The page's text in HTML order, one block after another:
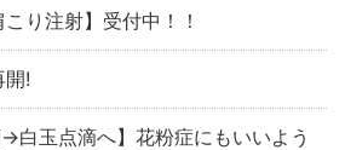
こり注射】受付中！！
開!
→白玉点滴へ】花粉症にもいいよう